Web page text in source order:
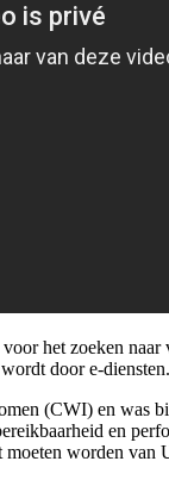
het zoeken
door e-
(CWI) en was
en
moeten worden van